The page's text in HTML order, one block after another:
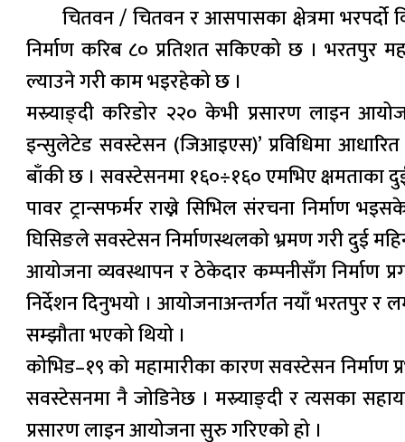
चितवन / चितवन र आसपासका क्षेत्रमा
निर्माण करिब ८० प्रतिशत सकिएको छ । भरतपुर
ल्याउने गरी काम भइरहेको छ ।
मस्र्याङ्दी करिडोर २२० केभी प्रसारण लाइन
इन्सुलेटेड सवस्टेसन (जिआइएस)’ प्रविधिमा
बाँकी छ । सवस्टेसनमा १६०÷१६० एमभिए क्षमताका
पावर ट्रान्सफर्मर राख्ने सिभिल संरचना निर्माण
घिसिङले सवस्टेसन निर्माणस्थलको भ्रमण गरी दुई
आयोजना व्यवस्थापन र ठेकेदार कम्पनीसँग निर्माण
निर्देशन दिनुभयो । आयोजनाअन्तर्गत नयाँ भरतपुर
सम्झौता भएको थियो ।
कोभिड–१९ को महामारीका कारण सवस्टेसन निर्माण
सवस्टेसनमा नै जोडिनेछ । मस्र्याङ्दी र त्यसका सहायक
प्रसारण लाइन आयोजना सुरु गरिएको हो ।